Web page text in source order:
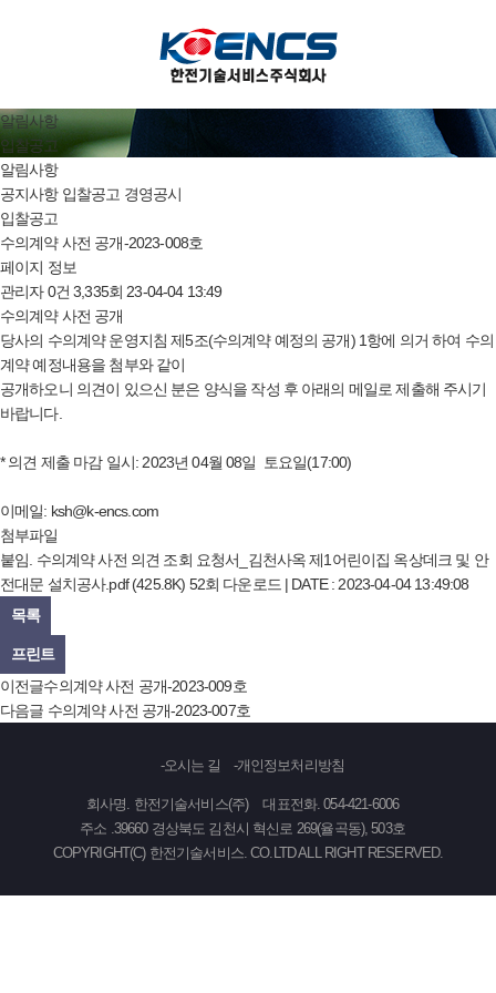
알림사항
입찰공고
알림사항
공지사항 입찰공고 경영공시
입찰공고
수의계약 사전 공개-2023-008호
페이지 정보
관리자 0건 3,335회 23-04-04 13:49
수의계약 사전 공개
당사의 수의계약 운영지침 제5조(수의계약 예정의 공개) 1항에 의거 하여 수의
계약 예정내용을 첨부와 같이
공개하오니 의견이 있으신 분은 양식을 작성 후 아래의 메일로 제출해 주시기
바랍니다.
* 의견 제출 마감 일시: 2023년 04월 08일 토요일(17:00)
이메일: ksh@k-encs.com
첨부파일
붙임. 수의계약 사전 의견 조회 요청서_김천사옥 제1어린이집 옥상데크 및 안
전대문 설치공사.pdf (425.8K) 52회 다운로드 | DATE : 2023-04-04 13:49:08
목록
프린트
이전글수의계약 사전 공개-2023-009호
다음글 수의계약 사전 공개-2023-007호
오시는 길 개인정보처리방침
회사명. 한전기술서비스(주)
대표전화. 054-421-6006
주소 .39660 경상북도 김천시 혁신로 269(율곡동), 503호
COPYRIGHT(C) 한전기술서비스. CO.LTD ALL RIGHT RESERVED.